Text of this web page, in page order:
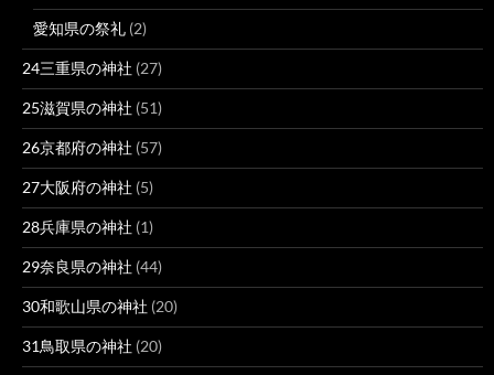
愛知県の祭礼 (2)
24三重県の神社 (27)
25滋賀県の神社 (51)
26京都府の神社 (57)
27大阪府の神社 (5)
28兵庫県の神社 (1)
29奈良県の神社 (44)
30和歌山県の神社 (20)
31鳥取県の神社 (20)